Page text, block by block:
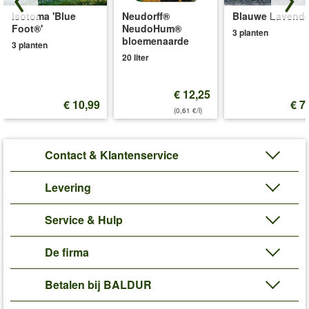
Art.nr.:6458
Levering omvat:
kluithoogte 2,9 cm
Plant- en Verzorgingstips
Isotoma 'Blue
Foot®'
3 planten
€ 10,99
Neudorff®
NeudoHum®
bloemenaarde
20 liter
€ 12,25
(0,61 €/l)
Blauwe
3 planten
€
Contact & Klantenservice
Levering
Service & Hulp
De firma
Betalen bij BALDUR